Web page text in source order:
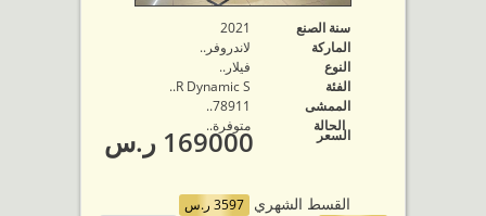
سنة الصنع
2021
الماركة
لاندروفر..
النوع
فيلار..
الفئة
R Dynamic S..
الممشى
78911..
الحالة
متوفرة‬..
السعر 169000 ر.س
القسط الشهري 3597 ر.س